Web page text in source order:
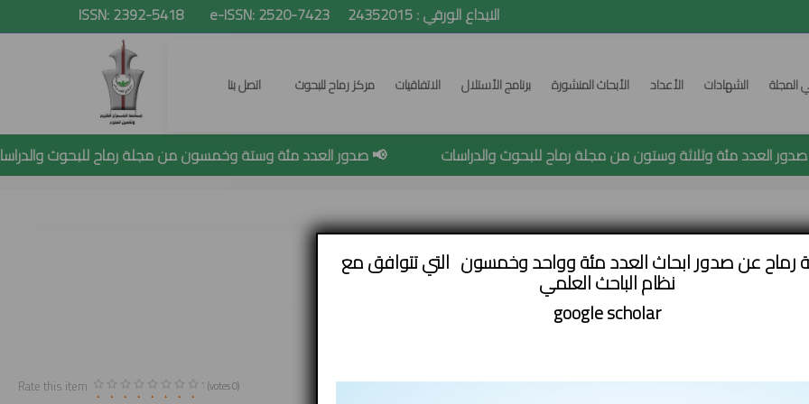
ISSN: 2392-5418 e-ISSN: 2520-7423 الايداع الورقي : 24352015
المجلة الشهادات الأعداد الأبحاث المنشورة برنامج الأستلال الاتفاقيات مركز رماح للبحوث اتصل بنا
العدد مئة وثلاثة وستون من مجلة رماح للبحوث والدراسات 📢 صدور العدد مئة وستة وخمسون من مجلة رماح للبحوث والدراسات
في لبنان
Rate this item (0 votes)
رماح عن صدور ابحاث العدد مئة وواحد وخمسون التي تتوافق مع
نظام الباحث العلمي
googlescholar